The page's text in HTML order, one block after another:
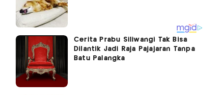
Cerita Prabu Siliwangi Tak Bisa
Dilantik Jadi Raja Pajajaran Tanpa
Batu Palangka